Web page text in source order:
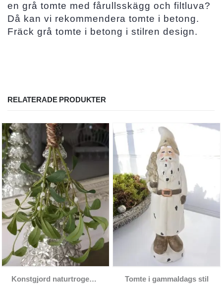
en grå tomte med fårullsskägg och filtluva?
Då kan vi rekommendera tomte i betong.
Fräck grå tomte i betong i stilren design.
RELATERADE PRODUKTER
Konstgjord naturtrogen mistel bukett Tomte i gammaldags stil